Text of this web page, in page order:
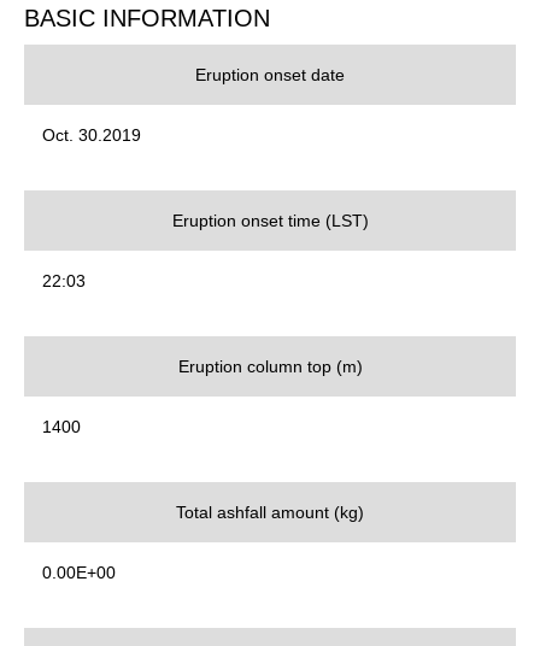
BASIC INFORMATION
Eruption onset date
Oct. 30.2019
Eruption onset time (LST)
22:03
Eruption column top (m)
1400
Total ashfall amount (kg)
0.00E+00